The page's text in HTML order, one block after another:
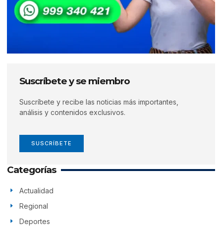
Suscríbete y se miembro
Suscríbete y recibe las noticias más importantes,
análisis y contenidos exclusivos.
SUSCRÍBETE
Categorías
Actualidad
Regional
Deportes